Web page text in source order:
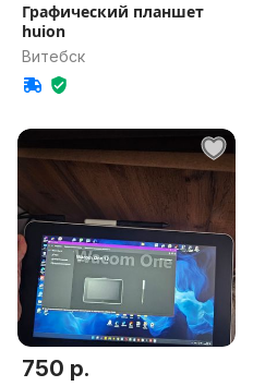
Графический планшет
huion
Витебск
750 р.